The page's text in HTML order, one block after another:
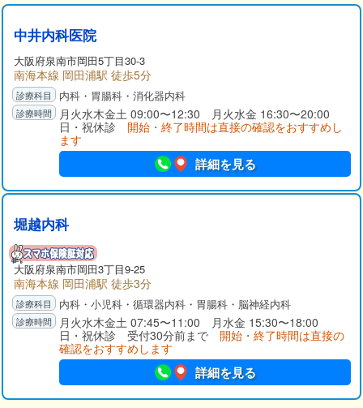
中井内科医院
大阪府泉南市岡田5丁目30-3
南海本線 岡田浦駅 徒歩5分
内科・胃腸科・消化器内科
月火水木金土 09:00〜12:30 月火水金 16:30〜20:00
日・祝休診 開始・終了時間は直接の確認をおすすめし
ます
詳細を見る
堀越内科
大阪府泉南市岡田3丁目9-25
南海本線 岡田浦駅 徒歩3分
内科・小児科・循環器内科・胃腸科・脳神経内科
月火水木金土 07:45〜11:00 月水金 15:30〜18:00
日・祝休診 受付30分前まで 開始・終了時間は直接の
確認をおすすめします
詳細を見る